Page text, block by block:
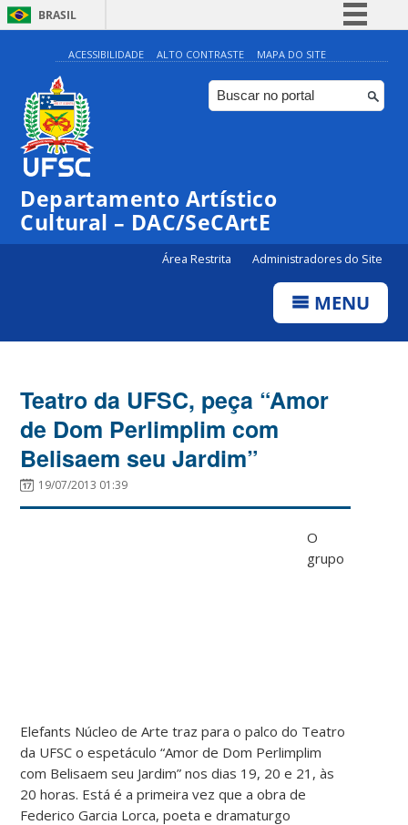
BRASIL
Simplifique!
Comunica BR
Participe
Canais
ACESSIBILIDADE ALTO CONTRASTE MAPA DO SITE
Departamento Artístico
Cultural – DAC/SeCArtE
Área Restrita Administradores do Site
MENU
Teatro da UFSC, peça “Amor
de Dom Perlimplim com
Belisaem seu Jardim”
19/07/2013 01:39
O
grupo
Elefants Núcleo de Arte traz para o palco do Teatro
da UFSC o espetáculo “Amor de Dom Perlimplim
com Belisaem seu Jardim” nos dias 19, 20 e 21, às
20 horas. Está é a primeira vez que a obra de
Federico Garcia Lorca, poeta e dramaturgo